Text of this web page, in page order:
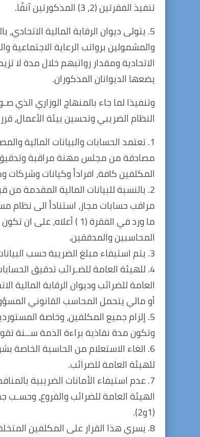
تنفيذ الفقرتين (2، 3) المذكورتين آنفًا.
5. يتولى ديوان الرقابة المالية
والمشمولين برواتب الرعاية الاجتماعية
يضعها الديوانان المذكوران.
النظام الضريبي وتحسين بيئة الأعمال،
1. تعتمد الحسابات والبيانات المالية
مصادقة من مجلس مهنة مراقبة
المكلفين كافة، افراداً وكيانات
2. بالنسبة للبيانات المالية المقدمة
ما ورد في الفقرة (1 )
المحاسبين والمدققين.
3. يتم استيفاء مبلغ الضريبة حسب البيانات في (1و2) أعلاه وإبراء ذمة المكلف مباشرة.
العامة للضرائب وديوان الرقابة
أو مالي يتحمل المحاسب القانوني
5. إلزام جميع المكلفين، وخاصة
وتكون مدة نفاذية براءة الذمة ســنة
6. الغاء الاستعلام من الحاسبة الخاصة
للهيئة العامة للضرائب.
7. عدم استيفاء الأمانات الضريبية
الهيئة العامة للضرائب والفروع،
(1و2).
8. يسري هذا القرار على المكلفين المتخلفين عن التحاسب الضريبي قبل صدوره.